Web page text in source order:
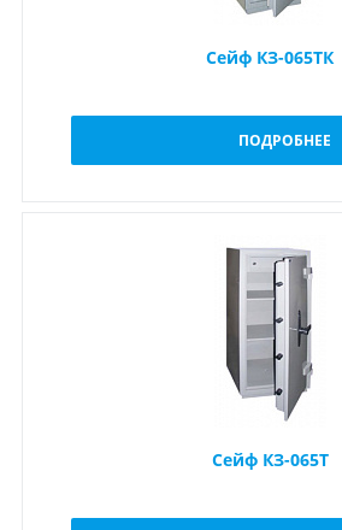
Сейф КЗ-065ТК
ПОДРОБНЕЕ
Сейф КЗ-065Т